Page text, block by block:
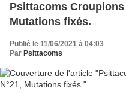
Psittacoms Croupions
Mutations fixés.
Publié le 11/06/2021 à 04:03
Par Psittacoms